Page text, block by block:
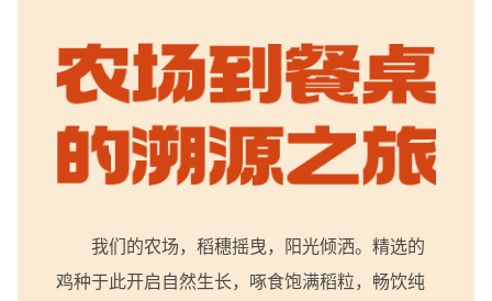
我们的农场，稻穗摇曳，阳光倾洒。精选的
鸡种于此开启自然生长，啄食饱满稻粒，畅饮纯